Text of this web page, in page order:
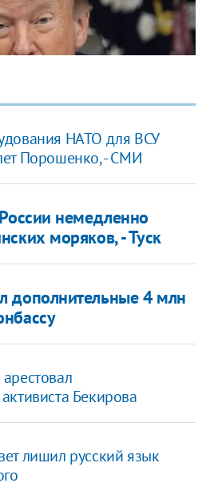
НАТО для ВСУ
Порошенко, - СМИ
немедленно
моряков, - Туск
дополнительные 4 млн
Бекирова
лишил русский язык